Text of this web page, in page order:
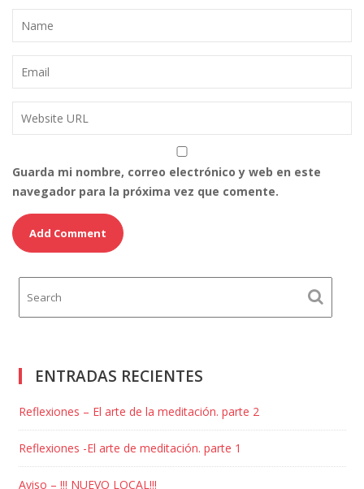
Guarda mi nombre, correo electrónico y web en este
navegador para la próxima vez que comente.
ENTRADAS RECIENTES
Reflexiones – El arte de la meditación. parte 2
Reflexiones -El arte de meditación. parte 1
Aviso – !!! NUEVO LOCAL!!!